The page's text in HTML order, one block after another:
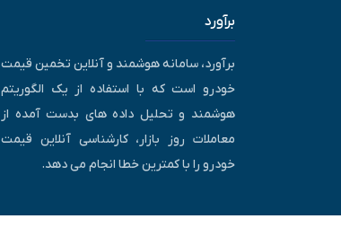
برآورد
برآورد، سامانه هوشمند و آنلاین تخمین قیمت
خودرو است که با استفاده از یک الگوریتم
هوشمند و تحلیل داده های بدست آمده از
معاملات روز بازار، کارشناسی آنلاین قیمت
خودرو را با کمترین خطا انجام می دهد.